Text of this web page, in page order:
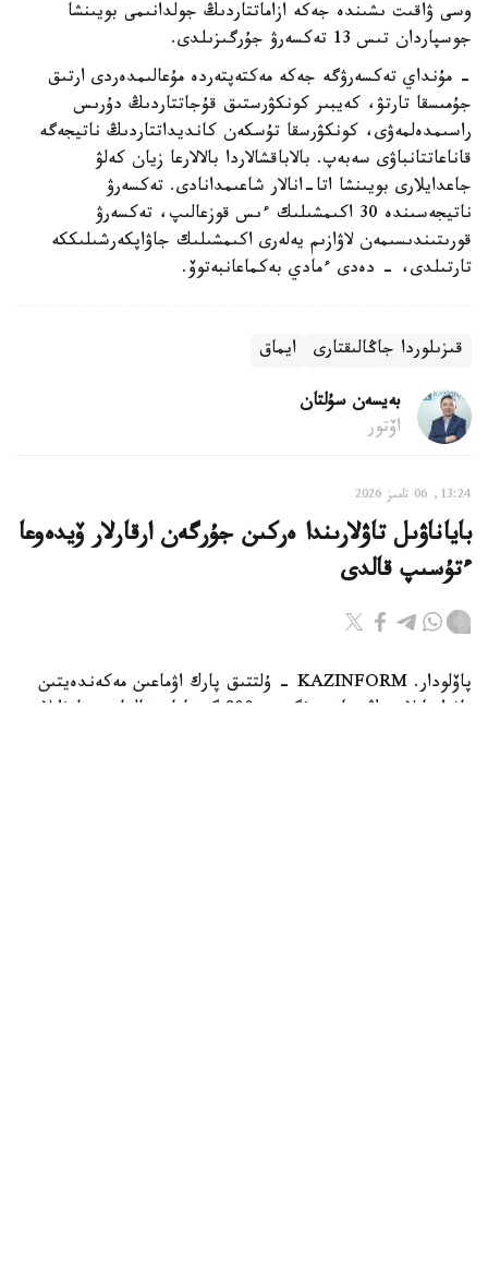
وسى ۋاقىت ىشىندە جەكە ازاماتتاردىڭ جولدانىمى بويىنشا
جوسپاردان تىس 13 تەكسەرۋ جۇرگىزىلدى.
- مۇنداي تەكسەرۋگە جەكە مەكتەپتەردە مۇعالىمدەردى ارتىق
جۇمىسقا تارتۋ، كەيبىر كونكۋرستىق قۇجاتتاردىڭ دۇرىس
راسىمدەلمەۋى، كونكۋرسقا تۇسكەن كانديداتتاردىڭ ناتيجەگە
قاناعاتتانباۋى سەبەپ. بالاباقشالاردا بالالارعا زيان كەلۋ
جاعدايلارى بويىنشا اتا-انالار شاعىمدانادى. تەكسەرۋ
ناتيجەسىندە 30 اكىمشىلىك ءىس قوزعالىپ، تەكسەرۋ
قورىتىندىسىمەن لاۋازىم يەلەرى اكىمشىلىك جاۋاپكەرشىلىككە
تارتىلدى، - دەدى ءمادي بەكماعانبەتوۆ.
قىزىلوردا جاڭالىقتارى ايماق
بەيسەن سۇلتان
اۆتور
13:24, 06 تامىز 2026
باياناۋىل تاۋلارىندا ەركىن جۇرگەن ارقارلار ۆيدەوعا
ءتۇسىپ قالدى
پاۆلودار. KAZINFORM - ۇلتتىق پارك اۋماعىن مەكەندەيتىن
تاۋ ارقارلارىنىڭ سانى بۇگىندە 800 گە تاياپ قالعان. جانۋارلار